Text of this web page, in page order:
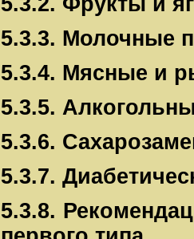
5.3.3. Молочные
5.3.4. Мясные и
5.3.5.
5.3.6.
5.3.7.
5.3.8.